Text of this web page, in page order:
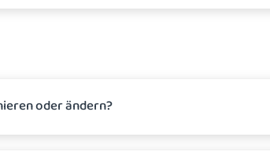
oder ändern?